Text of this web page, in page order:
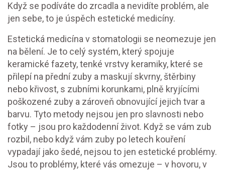
Když se podíváte do zrcadla a nevidíte problém, ale
jen sebe, to je úspěch estetické medicíny.
Estetická medicína v stomatologii se neomezuje jen
na bělení. Je to celý systém, který spojuje
keramické fazety,tenké vrstvy keramiky, které se
přilepí na přední zuby a maskují skvrny, štěrbiny
nebo křivost, s zubními korunkami, plně kryjícími
poškozené zuby a zároveň obnovující jejich tvar a
barvu. Tyto metody nejsou jen pro slavnosti nebo
fotky – jsou pro každodenní život. Když se vám zub
rozbil, nebo když vám zuby po letech kouření
vypadají jako šedé, nejsou to jen estetické problémy.
Jsou to problémy, které vás omezuje – v hovoru, v